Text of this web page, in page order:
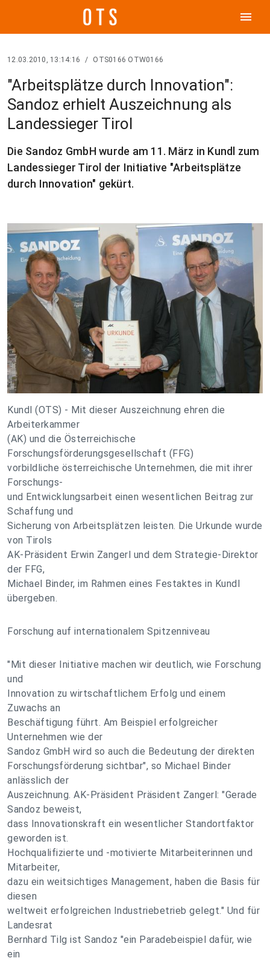
menu
12.03.2010, 13:14:16 / OTS0166 OTW0166
"Arbeitsplätze durch Innovation":
Sandoz erhielt Auszeichnung als
Landessieger Tirol
Die Sandoz GmbH wurde am 11. März in Kundl zum
Landessieger Tirol der Initiative "Arbeitsplätze
durch Innovation" gekürt.
Kundl (OTS) - Mit dieser Auszeichnung ehren die
Arbeiterkammer
(AK) und die Österreichische
Forschungsförderungsgesellschaft (FFG)
vorbildliche österreichische Unternehmen, die mit ihrer
Forschungs-
und Entwicklungsarbeit einen wesentlichen Beitrag zur
Schaffung und
Sicherung von Arbeitsplätzen leisten. Die Urkunde wurde
von Tirols
AK-Präsident Erwin Zangerl und dem Strategie-Direktor
der FFG,
Michael Binder, im Rahmen eines Festaktes in Kundl
übergeben.
Forschung auf internationalem Spitzenniveau
"Mit dieser Initiative machen wir deutlich, wie Forschung
und
Innovation zu wirtschaftlichem Erfolg und einem
Zuwachs an
Beschäftigung führt. Am Beispiel erfolgreicher
Unternehmen wie der
Sandoz GmbH wird so auch die Bedeutung der direkten
Forschungsförderung sichtbar", so Michael Binder
anlässlich der
Auszeichnung. AK-Präsident Präsident Zangerl: "Gerade
Sandoz beweist,
dass Innovationskraft ein wesentlicher Standortfaktor
geworden ist.
Hochqualifizierte und -motivierte Mitarbeiterinnen und
Mitarbeiter,
dazu ein weitsichtiges Management, haben die Basis für
diesen
weltweit erfolgreichen Industriebetrieb gelegt." Und für
Landesrat
Bernhard Tilg ist Sandoz "ein Paradebeispiel dafür, wie
ein